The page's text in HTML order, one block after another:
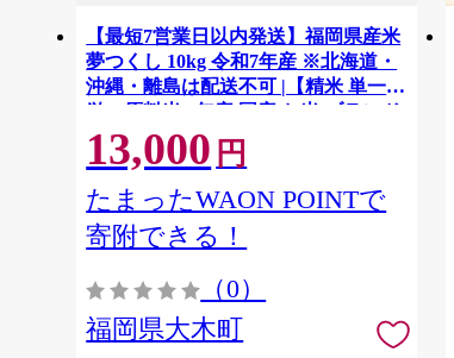
【最短7営業日以内発送】福岡県産米
夢つくし 10kg 令和7年産 ※北海道・
沖縄・離島は配送不可 |【精米 単一米
単一原料米 7年産 国産 お米 ブランド
米 5kg × 2 ゆめつくし】CY009_01
13,000 円
たまったWAON POINTで
寄附できる！
（0）
福岡県大木町